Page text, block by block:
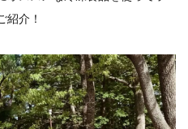
紹介！
冷凍庫
子の『冷凍食品のはなし』
冷凍ラーメン
冷凍食品